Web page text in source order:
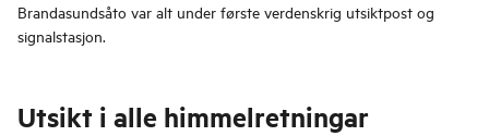
Brandasundsåto var alt under første verdenskrig utsiktpost og
signalstasjon.
Utsikt i alle himmelretningar